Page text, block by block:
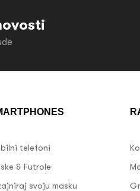
telefoni
& Futrole
svoju masku